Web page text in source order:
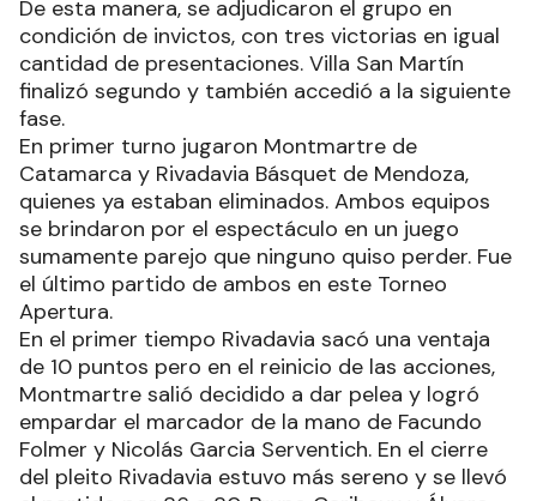
De esta manera, se adjudicaron el grupo en
condición de invictos, con tres victorias en igual
cantidad de presentaciones. Villa San Martín
finalizó segundo y también accedió a la siguiente
fase.
En primer turno jugaron Montmartre de
Catamarca y Rivadavia Básquet de Mendoza,
quienes ya estaban eliminados. Ambos equipos
se brindaron por el espectáculo en un juego
sumamente parejo que ninguno quiso perder. Fue
el último partido de ambos en este Torneo
Apertura.
En el primer tiempo Rivadavia sacó una ventaja
de 10 puntos pero en el reinicio de las acciones,
Montmartre salió decidido a dar pelea y logró
empardar el marcador de la mano de Facundo
Folmer y Nicolás Garcia Serventich. En el cierre
del pleito Rivadavia estuvo más sereno y se llevó